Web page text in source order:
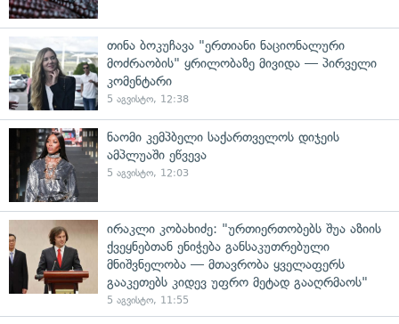
თინა ბოკუჩავა "ერთიანი ნაციონალური
მოძრაობის" ყრილობაზე მივიდა — პირველი
კომენტარი
5 აგვისტო, 12:38
ნაომი კემპბელი საქართველოს დიჯეის
ამპლუაში ეწვევა
5 აგვისტო, 12:03
ირაკლი კობახიძე: "ურთიერთობებს შუა აზიის
ქვეყნებთან ენიჭება განსაკუთრებული
მნიშვნელობა — მთავრობა ყველაფერს
გააკეთებს კიდევ უფრო მეტად გააღრმაოს"
5 აგვისტო, 11:55